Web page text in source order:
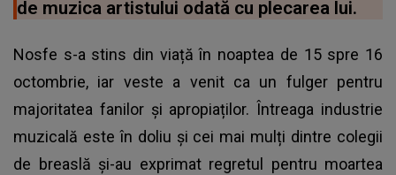
de muzica artistului odată cu plecarea lui.
Nosfe s-a stins din viață în noaptea de 15 spre 16
octombrie, iar veste a venit ca un fulger pentru
majoritatea fanilor și apropiaților. Întreaga industrie
muzicală este în doliu și cei mai mulți dintre colegii
de breaslă și-au exprimat regretul pentru moartea